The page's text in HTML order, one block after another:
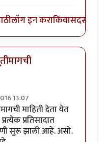
लॉग इन कराकिंवासदस्य व्हा
13:07
`कोहळा
माहिती देता येत
प्रतिसादात
सुरू झाली आहे. असो.